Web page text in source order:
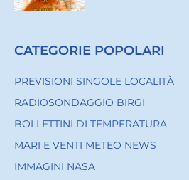
CATEGORIE POPOLARI
PREVISIONI SINGOLE LOCALITÀ
RADIOSONDAGGIO BIRGI
BOLLETTINI DI TEMPERATURA
MARI E VENTI METEO NEWS
IMMAGINI NASA